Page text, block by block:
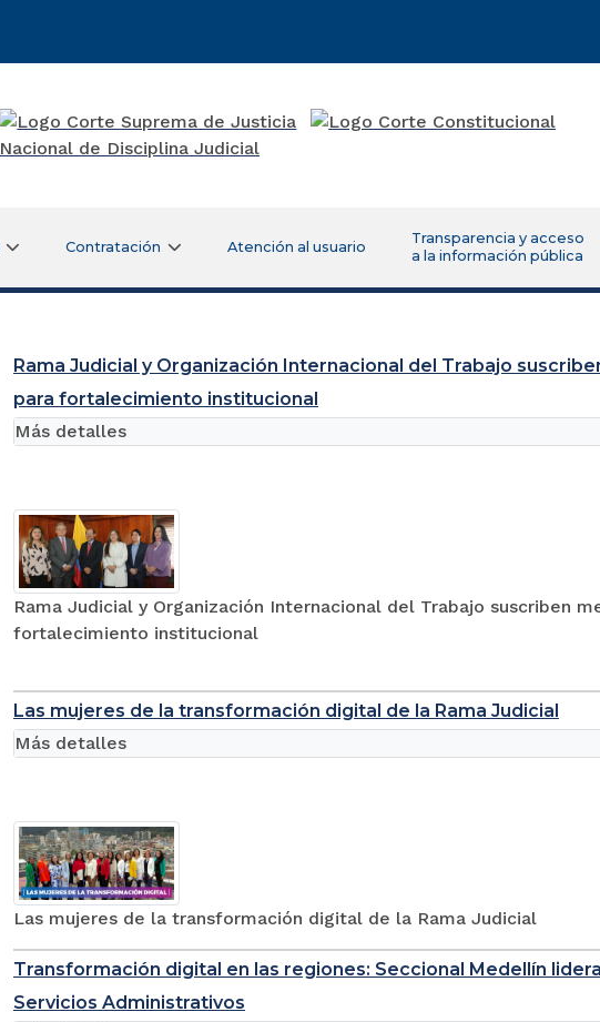
Contratación Atención al usuario
Transparencia y acceso
a la información pública
Rama Judicial y Organización Internacional del Trabajo
para fortalecimiento institucional
Rama Judicial y Organización Internacional del Trabajo suscriben
fortalecimiento institucional
Más detalles
Las mujeres de la transformación digital de la Rama Judicial
Las mujeres de la transformación digital de la Rama Judicial
Más detalles
Transformación digital en las regiones: Seccional Medellín
Servicios Administrativos